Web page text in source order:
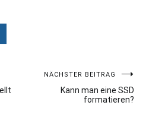
NÄCHSTER BEITRAG
Kann man eine SSD
formatieren?